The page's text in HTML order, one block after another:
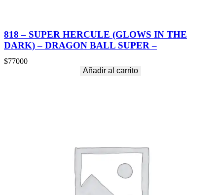
818 – SUPER HERCULE (GLOWS IN THE
DARK) – DRAGON BALL SUPER –
$77000
Añadir al carrito